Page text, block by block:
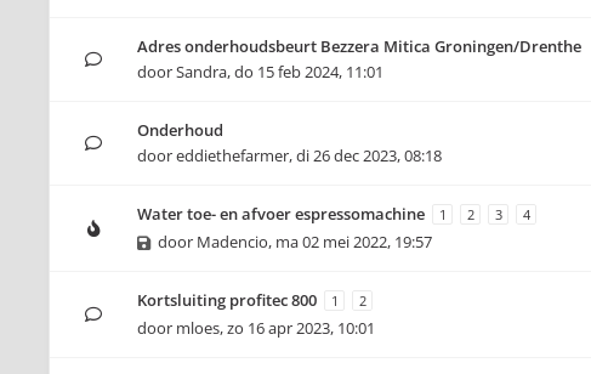
Adres onderhoudsbeurt Bezzera Mitica Groningen/Drenthe
doorSandra,do 15 feb 2024, 11:01
Onderhoud
dooreddiethefarmer,di 26 dec 2023, 08:18
Water toe- en afvoer espressomachine 1 2 3 4
door Madencio, ma 02 mei 2022, 19:57
Kortsluiting profitec 800 1 2
door mloes,zo 16 apr 2023, 10:01